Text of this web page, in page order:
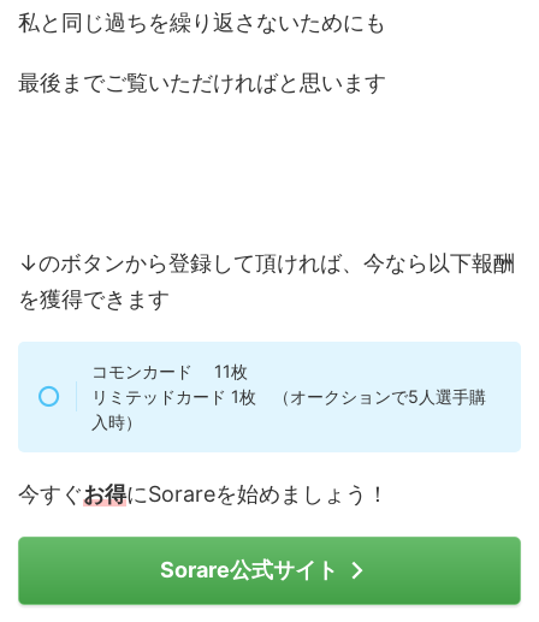
私と同じ過ちを繰り返さないためにも
最後までご覧いただければと思います
↓のボタンから登録して頂ければ、今なら以下報酬
を獲得できます
コモンカード 11枚
リミテッドカード 1枚 （オークションで5人選手購
入時）
今すぐお得にSorareを始めましょう！
Sorare公式サイト